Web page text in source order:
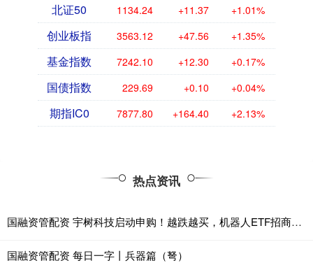
北证50 1134.24 +11.37 +1.01%
创业板指 3563.12 +47.56 +1.35%
基金指数 7242.10 +12.30 +0.17%
国债指数 229.69 +0.10 +0.04%
期指IC0 7877.80 +164.40 +2.13%
热点资讯
国融资管配资 宇树科技启动申购！越跌越买，机器人ETF招商（560770）7月累计净流入2.61亿元
国融资管配资 每日一字丨兵器篇（弩）